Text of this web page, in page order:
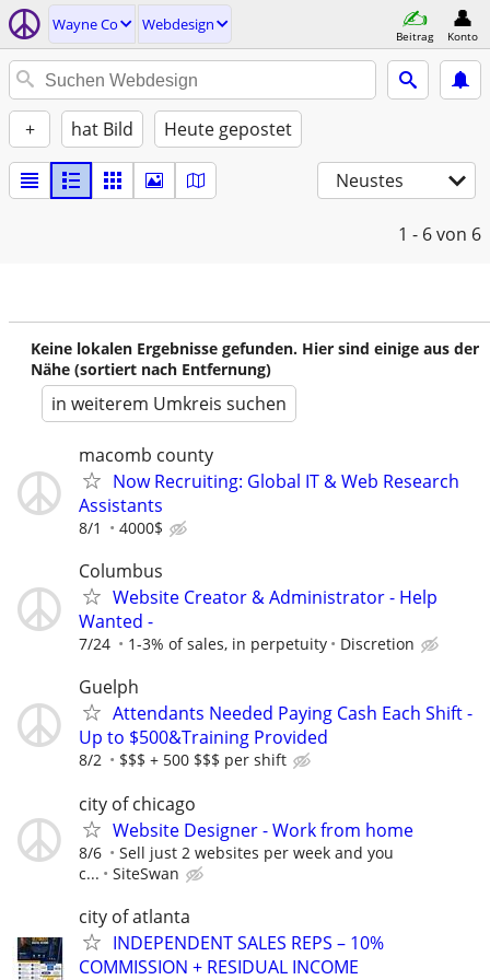
Wayne Co Webdesign
Beitrag Konto
+ hat Bild Heute gepostet
Neustes
1 - 6von 6
Keine lokalen Ergebnisse gefunden. Hier sind einige aus der
Nähe (sortiert nach Entfernung)
in weiterem Umkreis suchen
macomb county
Now Recruiting: Global IT & Web Research
Assistants
8/1 4000$
Columbus
Website Creator & Administrator - Help
Wanted -
7/24 1-3% of sales, in perpetuity Discretion
Guelph
Attendants Needed Paying Cash Each Shift -
Up to $500&Training Provided
8/2 $$$ + 500 $$$ per shift
city of chicago
Website Designer - Work from home
8/6
Sell just 2 websites per week and you
c...
SiteSwan
city of atlanta
INDEPENDENT SALES REPS – 10%
COMMISSION + RESIDUAL INCOME